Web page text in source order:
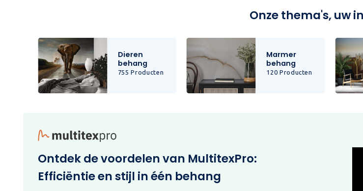
Onze thema's, uw
Dieren
behang
755 Producten
Marmer
behang
120 Producten
Ontdek de voordelen van MultitexPro:
Efficiëntie en stijl in één behang